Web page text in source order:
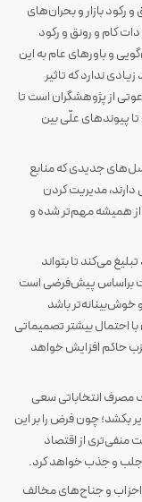
رکود بازار و بحران‌های
کام و رونق و رکود
و باورهای عام به این
ندارد که تاثیر
از پژوهشگران است تا
تا پیوندهای علّی بین
جدیدی که منابع
مدیریت کردن
همیشه مهم‌تر شده و
می‌کند تا بتواند
براساس پیش‌فرضی است
خوش‌بینانه‌تر باشد
با احتمال بیشتر تصمیماتی
حاکم افزایش خواهد
مصرف انتخاباتی سعی
بکشد؛ چون فرض را بر این
منفی‌تری از اقتصاد
جلب و جذب خواهد کرد.
و جناح‌های مخالف